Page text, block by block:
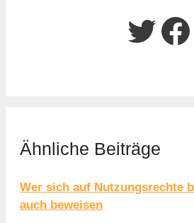
Ähnliche Beiträge
Wer sich auf Nutzungsrechte
auch beweisen